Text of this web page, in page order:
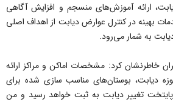
ارائه آموزش‌های منسجم و افزایش آگاهی
بهینه در کنترل عوارض دیابت از اهداف اصلی
به شمار می‌رود.
خاطرنشان کرد: مشخصات اماکن و مراکز ارائه
دیابت، بوستان‌های مناسب سازی شده برای
پایتخت تغییر دیابت به ثبت خواهد رسید و من